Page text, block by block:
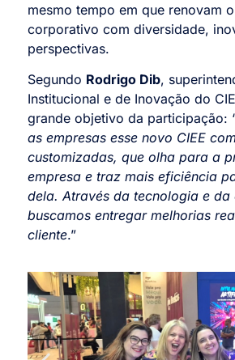
mesmo tempo em que renovam
corporativo com diversidade,
perspectivas.
Segundo Rodrigo Dib,
Institucional e de Inovação do
grande objetivo da participação:
as empresas esse novo CIEE
customizadas, que olha para a
empresa e traz mais eficiência
dela. Através da tecnologia e da
buscamos entregar melhorias
cliente.”